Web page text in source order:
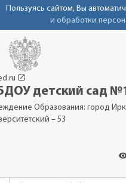
Пользуясь сайтом, Вы
и обработки
launch
детский сад
Образования: город
– 53